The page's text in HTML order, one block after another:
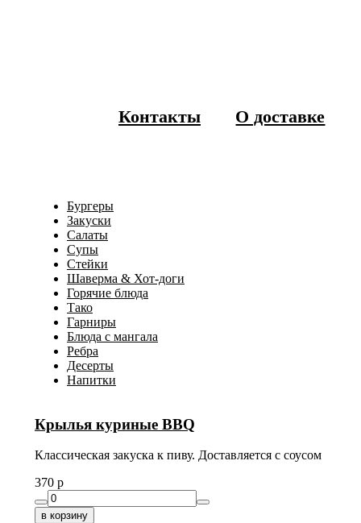
Контакты О доставке
Бургеры
Закуски
Салаты
Супы
Стейки
Шаверма & Хот-доги
Горячие блюда
Тако
Гарниры
Блюда с мангала
Ребра
Десерты
Напитки
Крылья куриные BBQ
Классическая закуска к пиву. Доставляется с соусом
370 p
в корзину